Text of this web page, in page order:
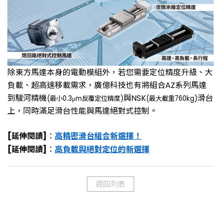
除東方馬達本身的電動模組外，若您需要定位精度升級、大
負載、超高速移載需求，廣億科技也有將組合AZ系列馬達
到駿河精機(最小0.3μm反覆定位精度)與NSK(最大載重760kg)滑台
上，同時滿足滑台性能與馬達絕對式控制。
[延伸閱讀] ： 高精密滑台組合新選擇！
[延伸閱讀] ： 高負載與絕對定位的新選擇
返回列表